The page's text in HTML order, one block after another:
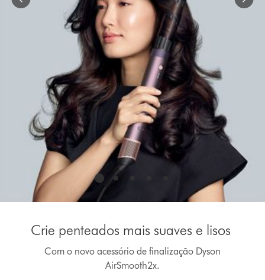
Crie penteados mais suaves e lisos
Com o novo acessório de finalização Dyson
AirSmooth2x.